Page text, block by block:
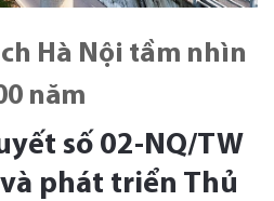
Hà Nội tầm nhìn
năm
số 02-NQ/TW
phát triển Thủ